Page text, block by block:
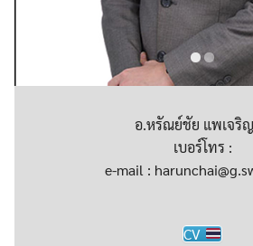
อ.หรัณย์ชัย แพเจริ
เบอร์โทร :
e-mail :
CV